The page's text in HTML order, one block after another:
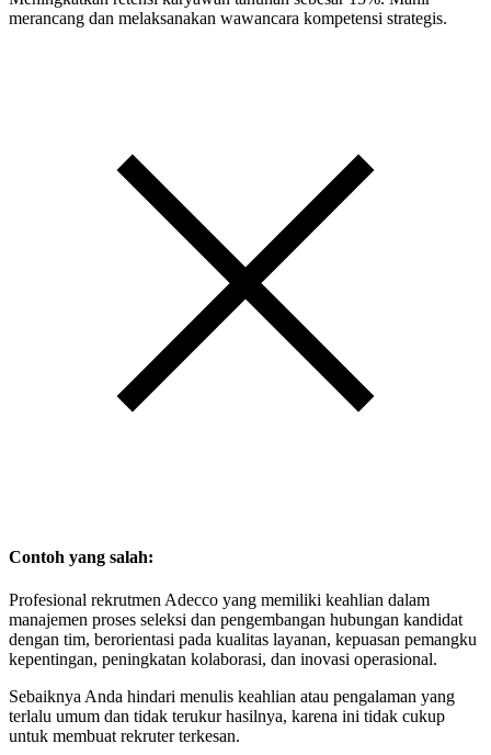
merancang dan melaksanakan wawancara kompetensi strategis.
Contoh yang salah:
Profesional rekrutmen Adecco yang memiliki keahlian dalam
manajemen proses seleksi dan pengembangan hubungan kandidat
dengan tim, berorientasi pada kualitas layanan, kepuasan pemangku
kepentingan, peningkatan kolaborasi, dan inovasi operasional.
Sebaiknya Anda hindari menulis keahlian atau pengalaman yang
terlalu umum dan tidak terukur hasilnya, karena ini tidak cukup
untuk membuat rekruter terkesan.